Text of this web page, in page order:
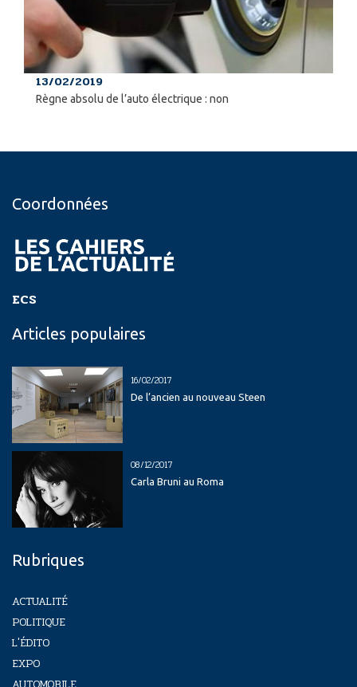
13/02/2019
Règne absolu de l’auto électrique : non
Coordonnées
ECS
Articles populaires
16/02/2017
De l’ancien au nouveau Steen
08/12/2017
Carla Bruni au Roma
Rubriques
ACTUALITÉ
POLITIQUE
L'ÉDITO
EXPO